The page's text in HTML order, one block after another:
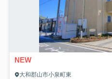
NEW
大和郡山市小泉町東